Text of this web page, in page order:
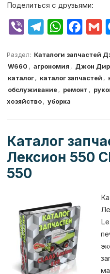
Поделиться с друзьями:
V
er
T
e
g
ra
m
W
at
s
A
p
F
c
e
b
k
l
Раздел: Каталоги запчастей
W660 , агрономия , Джон Дир
каталог, каталог запчастей ,
обслуживание, ремонт ,
хозяйство, уборка
Каталог
Лексион 550
550